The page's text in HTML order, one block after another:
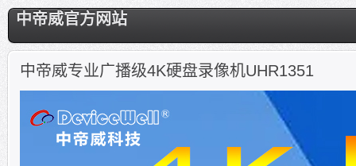
中帝威官方网站
中帝威专业广播级4K硬盘录像机UHR1351